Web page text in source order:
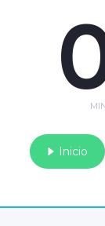
Inicio